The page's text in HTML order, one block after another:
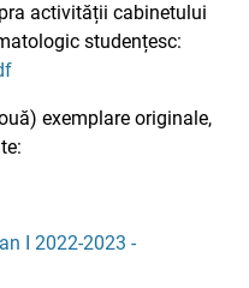
activității cabinetului
studențesc:
exemplare originale,
I 2022-2023 -